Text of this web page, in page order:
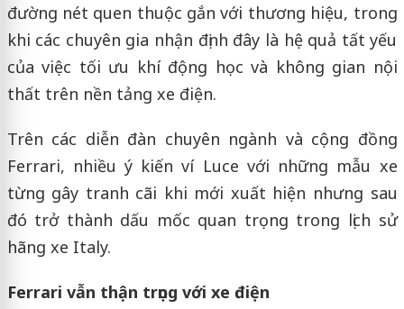
đường nét quen thuộc gắn với thương hiệu, trong
khi các chuyên gia nhận định đây là hệ quả tất yếu
của việc tối ưu khí động học và không gian nội
thất trên nền tảng xe điện.
Trên các diễn đàn chuyên ngành và cộng đồng
Ferrari, nhiều ý kiến ví Luce với những mẫu xe
từng gây tranh cãi khi mới xuất hiện nhưng sau
đó trở thành dấu mốc quan trọng trong lịch sử
hãng xe Italy.
Ferrari vẫn thận trọng với xe điện